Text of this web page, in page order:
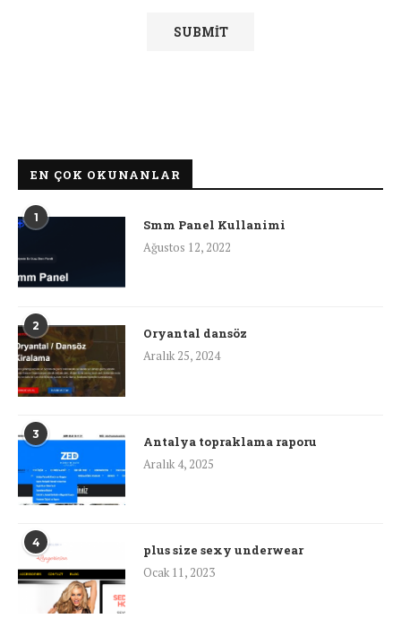
EN ÇOK OKUNANLAR
1
Smm Panel Kullanimi
Ağustos 12, 2022
2
Oryantal dansöz
Aralık 25, 2024
3
Antalya topraklama raporu
Aralık 4, 2025
4
plus size sexy underwear
Ocak 11, 2023